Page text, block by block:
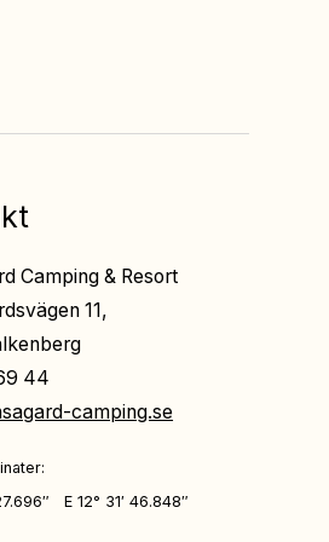
Camping & Resort
11,
44
camping.se
E 12° 31′ 46.848″